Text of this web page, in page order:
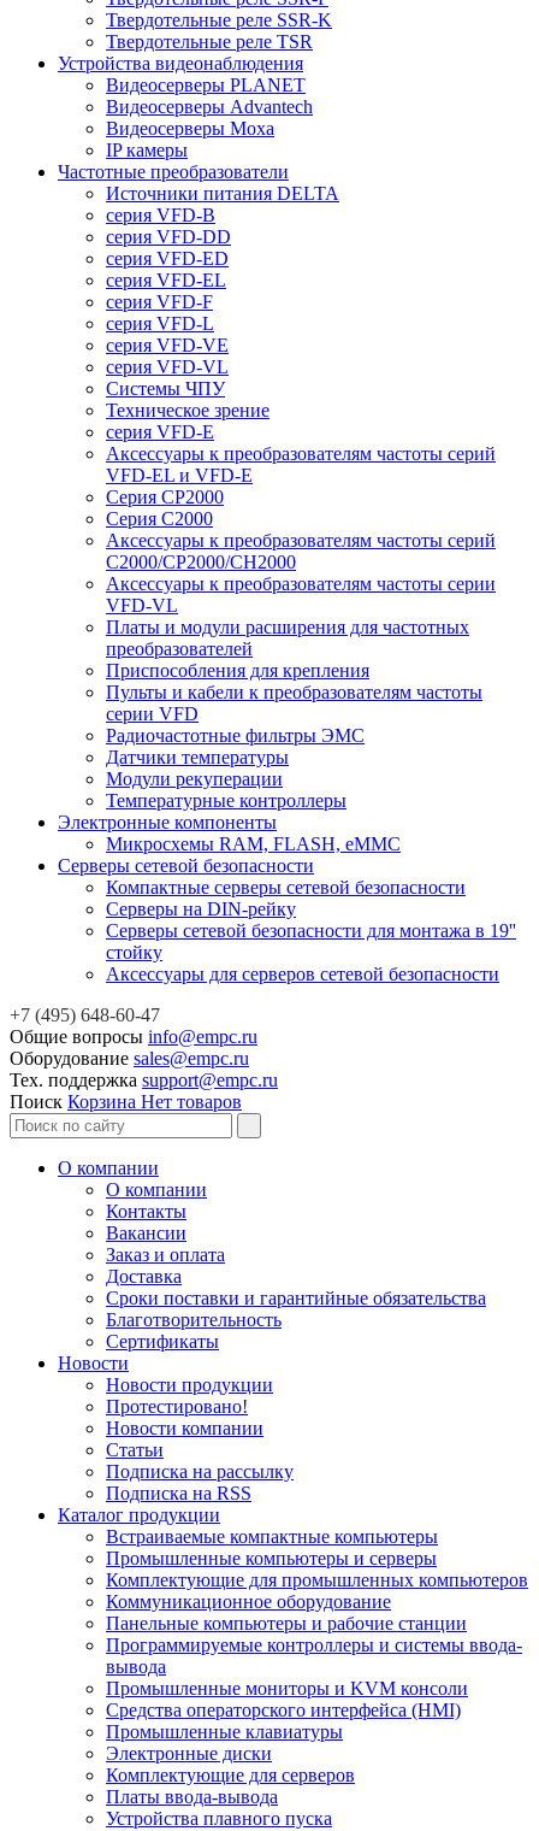
Твердотельные реле SSR-K
Твердотельные реле TSR
Устройства видеонаблюдения
Видеосерверы PLANET
Видеосерверы Advantech
Видеосерверы Moxa
IP камеры
Частотные преобразователи
Источники питания DELTA
серия VFD-B
серия VFD-DD
серия VFD-ED
серия VFD-EL
серия VFD-F
серия VFD-L
серия VFD-VE
серия VFD-VL
Системы ЧПУ
Техническое зрение
серия VFD-E
Аксессуары к преобразователям частоты серий
VFD-EL и VFD-E
Серия CP2000
Серия C2000
Аксессуары к преобразователям частоты серий
С2000/CP2000/CH2000
Аксессуары к преобразователям частоты серии
VFD-VL
Платы и модули расширения для частотных
преобразователей
Приспособления для крепления
Пульты и кабели к преобразователям частоты
серии VFD
Радиочастотные фильтры ЭМС
Датчики температуры
Модули рекуперации
Температурные контроллеры
Электронные компоненты
Микросхемы RAM, FLASH, eMMC
Серверы сетевой безопасности
Компактные серверы сетевой безопасности
Серверы на DIN-рейку
Серверы сетевой безопасности для монтажа в 19''
стойку
Аксессуары для серверов сетевой безопасности
+7 (495) 648-60-47
Общие вопросы info@empc.ru
Оборудование sales@empc.ru
Тех. поддержка support@empc.ru
Поиск Корзина Нет товаров
О компании
О компании
Контакты
Вакансии
Заказ и оплата
Доставка
Сроки поставки и гарантийные обязательства
Благотворительность
Сертификаты
Новости
Новости продукции
Протестировано!
Новости компании
Статьи
Подписка на рассылку
Подписка на RSS
Каталог продукции
Встраиваемые компактные компьютеры
Промышленные компьютеры и серверы
Комплектующие для промышленных компьютеров
Коммуникационное оборудование
Панельные компьютеры и рабочие станции
Программируемые контроллеры и системы ввода-
вывода
Промышленные мониторы и KVM консоли
Средства операторского интерфейса (HMI)
Промышленные клавиатуры
Электронные диски
Комплектующие для серверов
Платы ввода-вывода
Устройства плавного пуска